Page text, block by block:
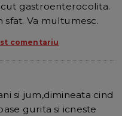
gastroenterocolita.
sfat. Va multumesc.
comentariu
si jum,dimineata cind
gurita si icneste